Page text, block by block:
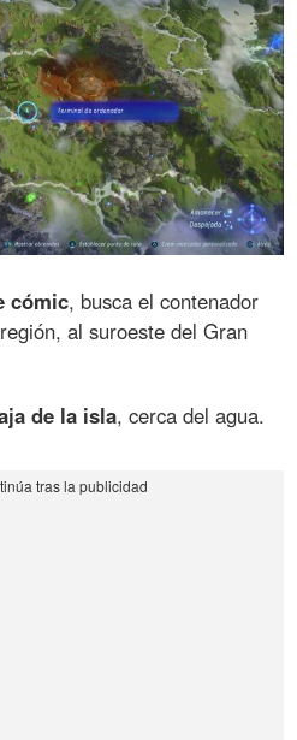
cómic, busca el contenador
al suroeste del Gran
de la isla, cerca del agua.